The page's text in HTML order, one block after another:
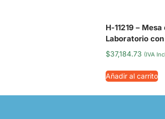
H-11219 –
Laboratorio
$37,184.73 (IVA
Añadir al carrito